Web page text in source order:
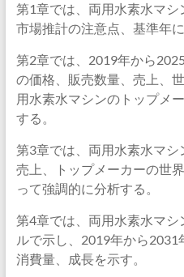
第1章では、両用水素水マシ
市場推計の注意点、基準年
第2章では、2019年から
の価格、販売数量、売上、
用水素水マシンのトップメ
する。
第3章では、両用水素水マシ
売上、トップメーカーの世
って強調的に分析する。
第4章では、両用水素水マ
ルで示し、2019年から2031
消費量、成長を示す。